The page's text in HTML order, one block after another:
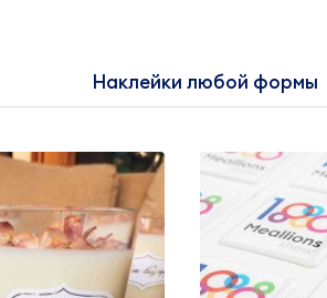
Наклейки любой формы